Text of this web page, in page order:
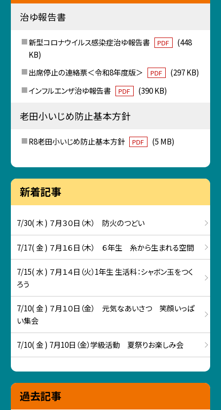
治ゆ報告書
新型コロナウイルス感染症治ゆ報告書 PDF
(448
KB)
出席停止の連絡票＜令和8年度版＞
PDF
(297 KB)
インフルエンザ治ゆ報告書
PDF (390 KB)
老田小いじめ防止基本方針
R8老田小いじめ防止基本方針 PDF (5 MB)
新着記事
7/30( 木 ) ７月３０日（木） 防火のつどい
7/17( 金 ) ７月１６日（木） ６年生 糸から生まれる空間
7/15( 水 ) ７月１４日（火）1年生 生活科：シャボン玉をつく
ろう
7/10( 金 ) ７月１０日（金） 元気なあいさつ 笑顔いっぱ
い集会
7/10( 金 ) 7月10日（金）学級活動 夏祭りお楽しみ会
過去記事